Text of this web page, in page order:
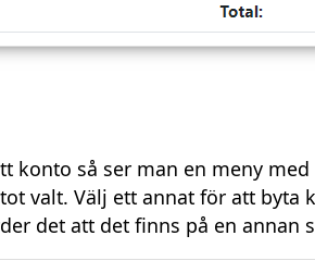
konto så ser man en meny
valt. Välj ett annat för att byta
det att det finns på en annan